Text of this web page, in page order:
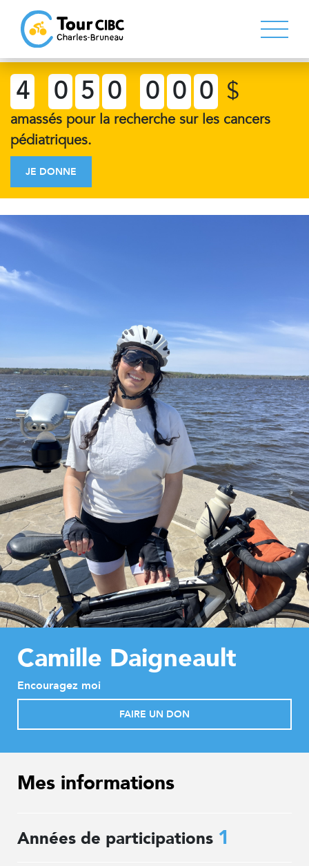
4 0 5 0 0 0 0 $
amassés pour la recherche sur les cancers
pédiatriques.
JE DONNE
Camille Daigneault
Encouragez moi
FAIRE UN DON
Mes informations
Années de participations 1